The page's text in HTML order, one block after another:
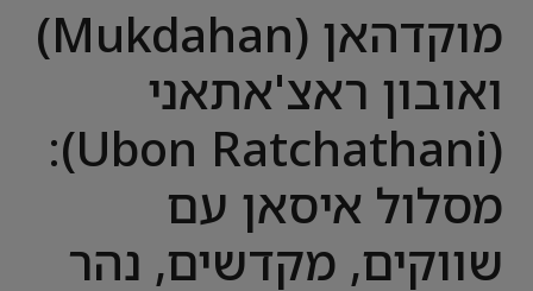
מוקדהאן (Mukdahan)
ואובון ראצ'אתאני
(Ubon Ratchathani):
מסלול איסאן עם
שווקים, מקדשים, נהר